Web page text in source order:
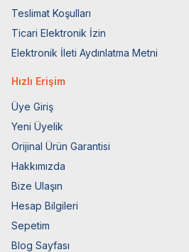
Teslimat Koşulları
Ticari Elektronik İzin
Elektronik İleti Aydınlatma Metni
Hızlı Erişim
Üye Giriş
Yeni Üyelik
Orijinal Ürün Garantisi
Hakkımızda
Bize Ulaşın
Hesap Bilgileri
Sepetim
Blog Sayfası